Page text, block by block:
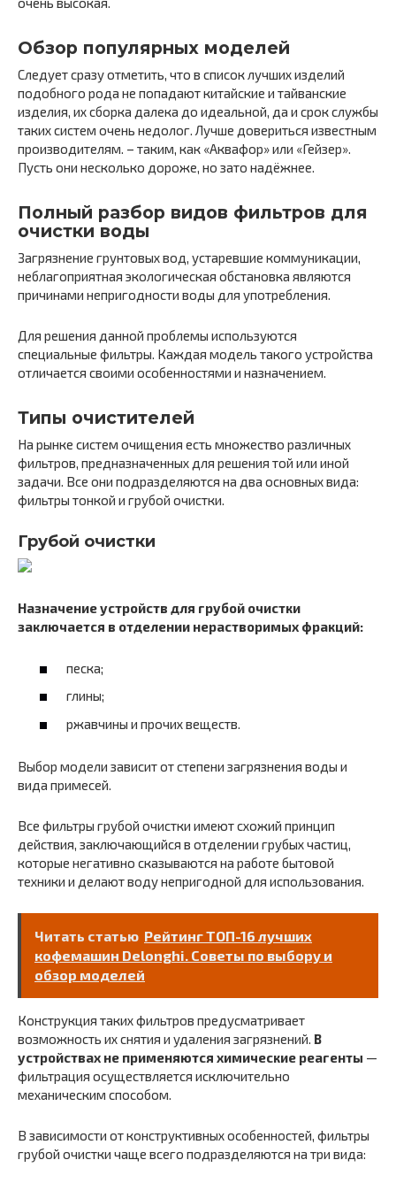
Обзор популярных моделей
Следует сразу отметить, что в список лучших изделий
подобного рода не попадают китайские и тайванские
изделия, их сборка далека до идеальной, да и срок службы
таких систем очень недолог. Лучше довериться известным
производителям. – таким, как «Аквафор» или «Гейзер».
Пусть они несколько дороже, но зато надёжнее.
Полный разбор видов фильтров для
очистки воды
Загрязнение грунтовых вод, устаревшие коммуникации,
неблагоприятная экологическая обстановка являются
причинами непригодности воды для употребления.
Для решения данной проблемы используются
специальные фильтры. Каждая модель такого устройства
отличается своими особенностями и назначением.
Типы очистителей
На рынке систем очищения есть множество различных
фильтров, предназначенных для решения той или иной
задачи. Все они подразделяются на два основных вида:
фильтры тонкой и грубой очистки.
Грубой очистки
Назначение устройств для грубой очистки
заключается в отделении нерастворимых фракций:
песка;
глины;
ржавчины и прочих веществ.
Выбор модели зависит от степени загрязнения воды и
вида примесей.
Все фильтры грубой очистки имеют схожий принцип
действия, заключающийся в отделении грубых частиц,
которые негативно сказываются на работе бытовой
техники и делают воду непригодной для использования.
Читать статью Рейтинг ТОП-16 лучших
кофемашин Delonghi. Советы по выбору и
обзор моделей
Конструкция таких фильтров предусматривает
возможность их снятия и удаления загрязнений. В
устройствах не применяются химические реагенты —
фильтрация осуществляется исключительно
механическим способом.
В зависимости от конструктивных особенностей, фильтры
грубой очистки чаще всего подразделяются на три вида: